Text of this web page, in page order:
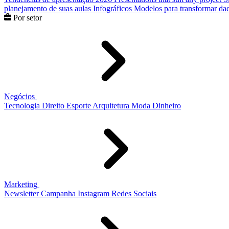
planejamento de suas aulas Infográficos Modelos para transformar
Por setor
Negócios
Tecnologia Direito Esporte Arquitetura Moda Dinheiro
Marketing
Newsletter Campanha Instagram Redes Sociais